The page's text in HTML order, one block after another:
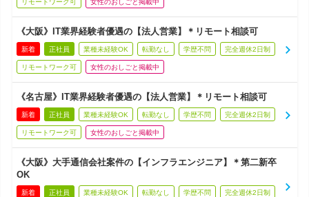
リモートワーク可 女性のおしごと掲載中
《大阪》IT業界経験者優遇の【法人営業】＊リモート相談可
新着 正社員 業種未経験OK 転勤なし 学歴不問 完全週休2日制
リモートワーク可 女性のおしごと掲載中
《名古屋》IT業界経験者優遇の【法人営業】＊リモート相談可
新着 正社員 業種未経験OK 転勤なし 学歴不問 完全週休2日制
リモートワーク可 女性のおしごと掲載中
《大阪》大手通信会社案件の【インフラエンジニア】＊第二新卒
OK
新着 正社員 業種未経験OK 転勤なし 学歴不問 完全週休2日制